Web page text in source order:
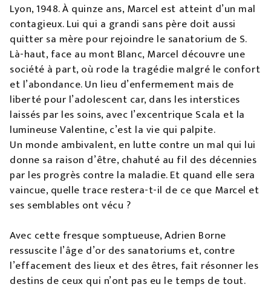
Lyon, 1948. À quinze ans, Marcel est atteint d’un mal
contagieux. Lui qui a grandi sans père doit aussi
quitter sa mère pour rejoindre le sanatorium de S.
Là-haut, face au mont Blanc, Marcel découvre une
société à part, où rode la tragédie malgré le confort
et l’abondance. Un lieu d’enfermement mais de
liberté pour l’adolescent car, dans les interstices
laissés par les soins, avec l’excentrique Scala et la
lumineuse Valentine, c’est la vie qui palpite.
Un monde ambivalent, en lutte contre un mal qui lui
donne sa raison d’être, chahuté au fil des décennies
par les progrès contre la maladie. Et quand elle sera
vaincue, quelle trace restera-t-il de ce que Marcel et
ses semblables ont vécu ?
Avec cette fresque somptueuse, Adrien Borne
ressuscite l’âge d’or des sanatoriums et, contre
l’effacement des lieux et des êtres, fait résonner les
destins de ceux qui n’ont pas eu le temps de tout.